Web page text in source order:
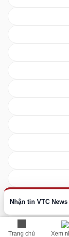
Trang chủ Xem
Nhận tin VTC